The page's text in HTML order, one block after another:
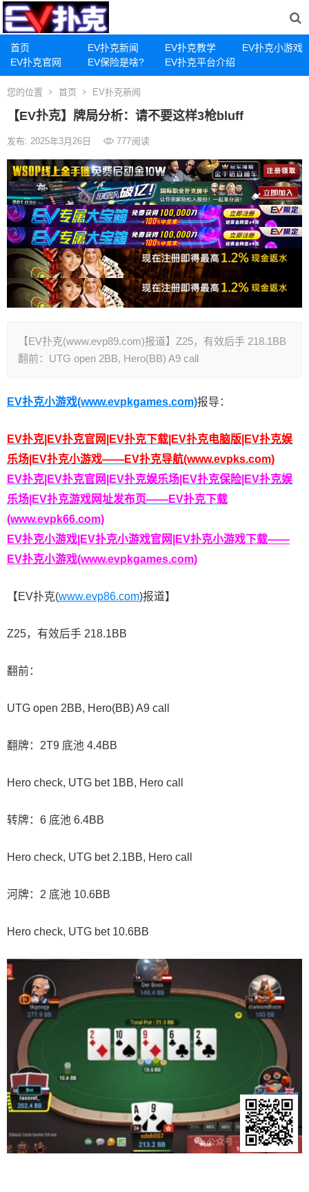
首页 EV扑克新闻 EV扑克教学
EV扑克小游戏
EV扑克官网
EV保险是啥? EV扑克平台介绍
您的位置 首页 EV扑克新闻
【EV扑克】牌局分析：请不要这样3枪bluff
发布: 2025年3月26日 777阅读
【EV扑克(www.evp89.com)报道】Z25，有效后手 218.1BB
翻前：UTG open 2BB, Hero(BB) A9 call
EV扑克小游戏(www.evpkgames.com)报导：
EV扑克|EV扑克官网|EV扑克下载|EV扑克电脑版|EV扑克娱
乐场|EV扑克小游戏——EV扑克导航(www.evpks.com)
EV扑克|EV扑克官网|EV扑克娱乐场|EV扑克保险|EV扑克娱
乐场|EV扑克游戏网址发布页——EV扑克下载
(www.evpk66.com)
EV扑克小游戏|EV扑克小游戏官网|EV扑克小游戏下载——
EV扑克小游戏(www.evpkgames.com)
【EV扑克(www.evp86.com)报道】
Z25，有效后手 218.1BB
翻前：
UTG open 2BB, Hero(BB) A9 call
翻牌：2T9 底池 4.4BB
Hero check, UTG bet 1BB, Hero call
转牌：6 底池 6.4BB
Hero check, UTG bet 2.1BB, Hero call
河牌：2 底池 10.6BB
Hero check, UTG bet 10.6BB